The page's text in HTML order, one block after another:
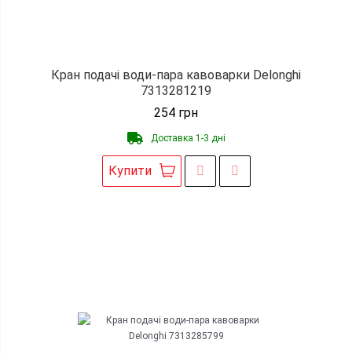
Кран подачі води-пара кавоварки Delonghi
7313281219
254 грн
Доставка 1-3 дні
Купити